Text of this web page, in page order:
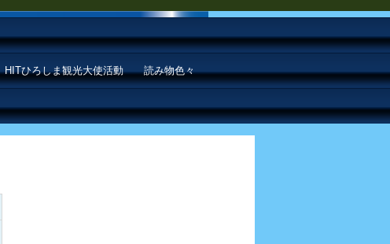
HITひろしま観光大使活動 読み物色々